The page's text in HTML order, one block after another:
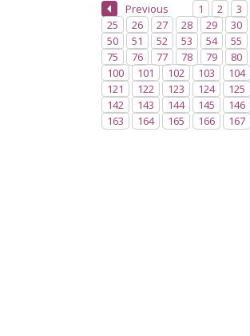
Previous 1 2 3
25
26 27 28 29 30
50
51 52 53 54 55
75
76 77 78 79 80
100
101 102 103 104
121
122 123 124 125
142
143 144 145 146
163
164 165 166 167